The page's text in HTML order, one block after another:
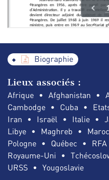
Biographie
Lieux associés :
Afrique Afghanistan
Cambodge
Cuba
Iran
Israël Italie
Libye
Maghreb Maroc
Pologne
Québec RFA
Royaume-Uni
URSS
Yougoslavie